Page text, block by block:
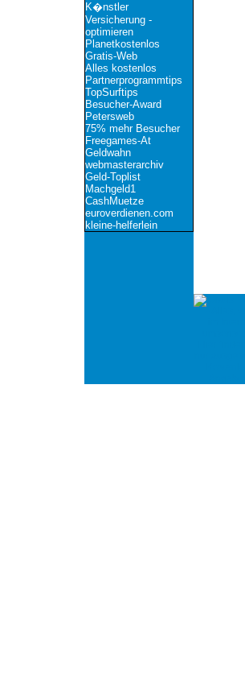
K�nstler
Versicherung -
optimieren
Planetkostenlos
Gratis-Web
Alles kostenlos
Partnerprogrammtips
TopSurftips
Besucher-Award
Petersweb
75% mehr Besucher
Freegames-At
Geldwahn
webmasterarchiv
Geld-Toplist
Machgeld1
CashMuetze
euroverdienen.com
kleine-helferlein